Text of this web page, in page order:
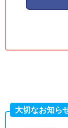
大切なお知ら